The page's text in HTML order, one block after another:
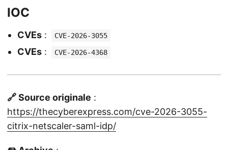
IOC
CVEs : CVE-2026-3055
CVEs : CVE-2026-4368
🔗 Source originale :
https://thecyberexpress.com/cve-2026-3055-
citrix-netscaler-saml-idp/